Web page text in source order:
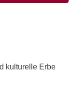
kulturelle Erbe